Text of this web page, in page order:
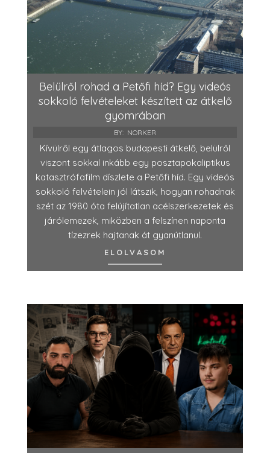
Belülről rohad a Petőfi híd? Egy videós
sokkoló felvételeket készített az átkelő
gyomrában
BY: NORKER
Kívülről egy átlagos budapesti átkelő, belülről
viszont sokkal inkább egy posztapokaliptikus
katasztrófafilm díszlete a Petőfi híd. Egy videós
sokkoló felvételein jól látszik, hogyan rohadnak
szét az 1980 óta felújítatlan acélszerkezetek és
járólemezek, miközben a felszínen naponta
tízezrek hajtanak át gyanútlanul.
ELOLVASOM